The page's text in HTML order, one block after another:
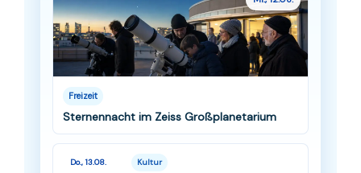
Freizeit
Sternennacht im Zeiss Großplanetarium
Do., 13.08. Kultur